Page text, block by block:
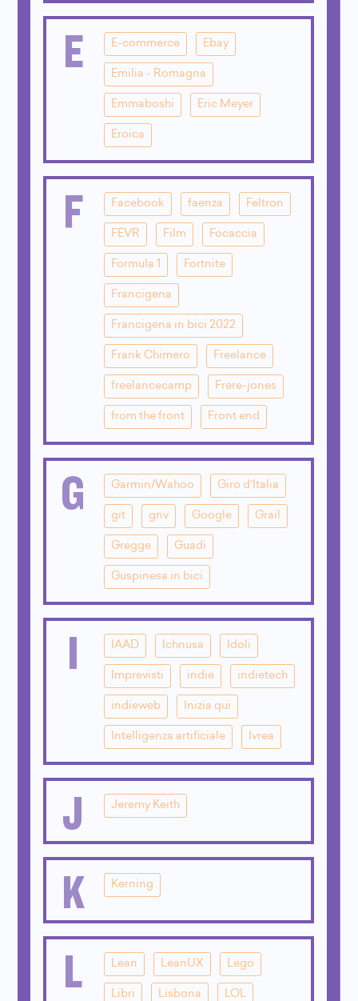
E E-commerce Ebay
Emilia - Romagna
Emmaboshi Eric Meyer
Eroica
F Facebook faenza Feltron
FEVR Film Focaccia
Formula 1 Fortnite
Francigena
Francigena in bici 2022
Frank Chimero Freelance
freelancecamp Frere-jones
from the front Front end
G Garmin/Wahoo Giro d'Italia
git gnv Google Grail
Gregge Guadi
Guspinesa in bici
I IAAD Ichnusa Idoli
Imprevisti indie indietech
indieweb Inizia qui
Intelligenza artificiale Ivrea
J Jeremy Keith
K Kerning
L Lean LeanUX Lego
Libri Lisbona LOL